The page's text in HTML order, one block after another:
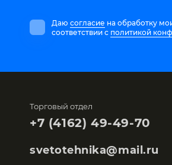
Даю согласие на обработку
соответствии с политикой
Торговый отдел
+7 (4162) 49-49-70
svetotehnika@mail.ru